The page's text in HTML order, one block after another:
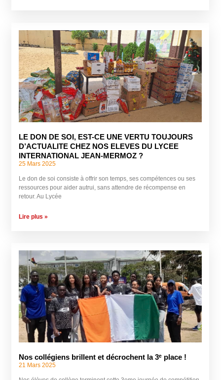
LE DON DE SOI, EST-CE UNE VERTU TOUJOURS
D’ACTUALITE CHEZ NOS ELEVES DU LYCEE
INTERNATIONAL JEAN-MERMOZ ?
25 Mars 2025
Le don de soi consiste à offrir son temps, ses compétences ou ses
ressources pour aider autrui, sans attendre de récompense en
retour. Au Lycée
Lire plus »
Nos collégiens brillent et décrochent la 3ᵉ place !
21 Mars 2025